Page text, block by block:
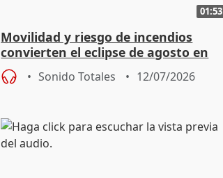
01:53
Movilidad y riesgo de incendios
convierten el eclipse de agosto en
reto, según Protección Civil
Sonido Totales 12/07/2026